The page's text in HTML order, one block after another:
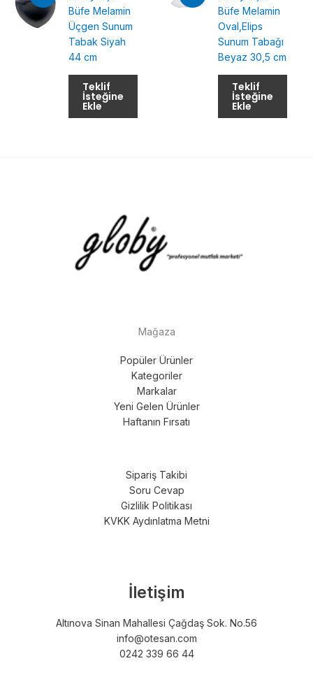
Büfe Melamin
Üçgen Sunum
Tabak Siyah
44 cm
Teklif
İsteğine
Ekle
Büfe Melamin
Oval,Elips
Sunum Tabağı
Beyaz 30,5 cm
Teklif
İsteğine
Ekle
Mağaza
Popüler Ürünler
Kategoriler
Markalar
Yeni Gelen Ürünler
Haftanın Fırsatı
Sipariş Takibi
Soru Cevap
Gizlilik Politikası
KVKK Aydınlatma Metni
İletişim
Altınova Sinan Mahallesi Çağdaş Sok. No.56
info@otesan.com
0242 339 66 44